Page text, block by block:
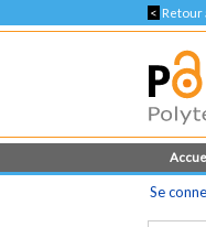
< Retour
Se